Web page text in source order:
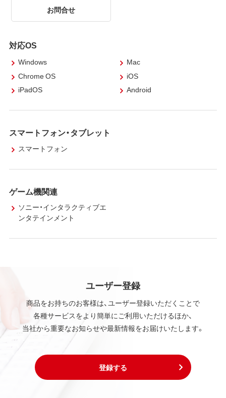
お問合せ
対応OS
Windows
Mac
Chrome OS
iOS
iPadOS
Android
スマートフォン・タブレット
スマートフォン
ゲーム機関連
ソニー・インタラクティブエ
ンタテインメント
ユーザー登録
商品をお持ちのお客様は、ユーザー登録いただくことで
各種サービスをより簡単にご利用いただけるほか、
当社から重要なお知らせや最新情報をお届けいたします。
登録する